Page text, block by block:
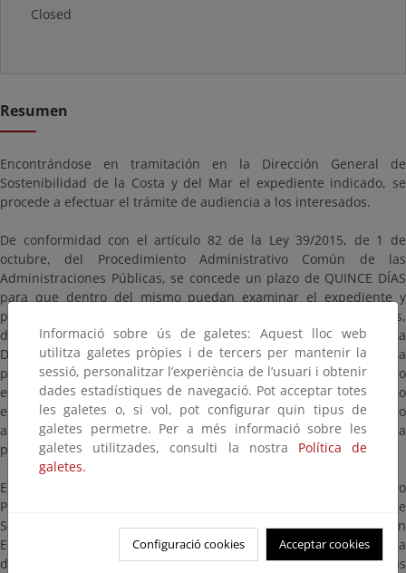
Closed
Resumen
Encontrándose en tramitación en la Dirección General de
Sostenibilidad de la Costa y del Mar el expediente indicado, se
procede a efectuar el trámite de audiencia a los interesados.
De conformidad con el artículo 82 de la Ley 39/2015, de 1 de
octubre, del Procedimiento Administrativo Común de las
Administraciones Públicas, se concede un plazo de QUINCE DÍAS
para que dentro del mismo puedan examinar el expediente y
presentar, también dentro de este mismo plazo, los escritos,
documentos y pruebas que estimen conveniente. Esta
Demarcación, vistas las características del expediente y la
pluralidad de interesados en el mismo, y al amparo de lo
establecido en el artículo 82 antes mencionado, acuerda de oficio
en este mismo acto la ampliación del mencionado plazo pasando
a ser de VEINTIDÓS días hábiles a partir del día siguiente al de la
presente publicación en el BOE.
El expediente se halla en la Subdirección General de Dominio
Público Marítimo-Terrestre de la Dirección General de
Sostenibilidad de la Costa y del Mar (Ministerio para la Transición
Ecológica, Plaza de San Juan de la Cruz, s/n, Madrid). Una copia
del expediente podrá ser examinada en la Demarcación de Costas
Informació sobre ús de galetes: Aquest lloc web
utilitza galetes pròpies i de tercers per mantenir la
sessió, personalitzar l’experiència de l’usuari i obtenir
dades estadístiques de navegació. Pot acceptar totes
les galetes o, si vol, pot configurar quin tipus de
galetes permetre. Per a més informació sobre les
galetes utilitzades, consulti la nostra Política de
galetes.
Configuració cookies Acceptar cookies